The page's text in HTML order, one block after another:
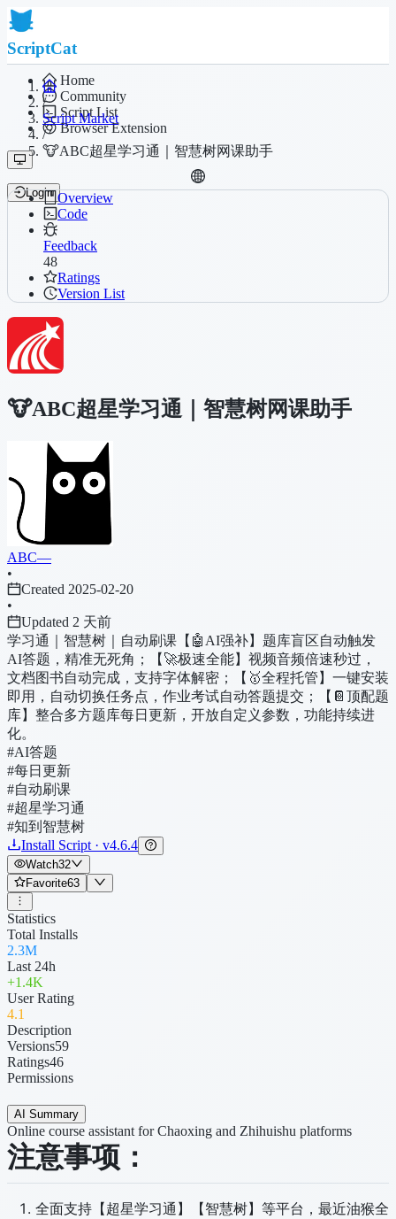
ScriptCat
Home
Community
Script List
Browser Extension
Login
/
Script Market
/
🐮ABC超星学习通｜智慧树网课助手
Overview
Code
Feedback
48
Ratings
Version List
🐮ABC超星学习通｜智慧树网课助手
ABC—
•
Created 2025-02-20
•
Updated 2 天前
学习通｜智慧树｜自动刷课【🤖AI强补】题库盲区自动触发
AI答题，精准无死角；【🚀极速全能】视频音频倍速秒过，
文档图书自动完成，支持字体解密；【🥇全程托管】一键安装
即用，自动切换任务点，作业考试自动答题提交；【📔顶配题
库】整合多方题库每日更新，开放自定义参数，功能持续进
化。
#AI答题
#每日更新
#自动刷课
#超星学习通
#知到智慧树
Install Script · v4.6.4
Watch32
Favorite63
Statistics
Total Installs
2.3M
Last 24h
+1.4K
User Rating
4.1
Description
Versions59
Ratings46
Permissions
AI Summary
Online course assistant for Chaoxing and Zhihuishu platforms
注意事项：
全面支持【超星学习通】【智慧树】等平台，最近油猴全